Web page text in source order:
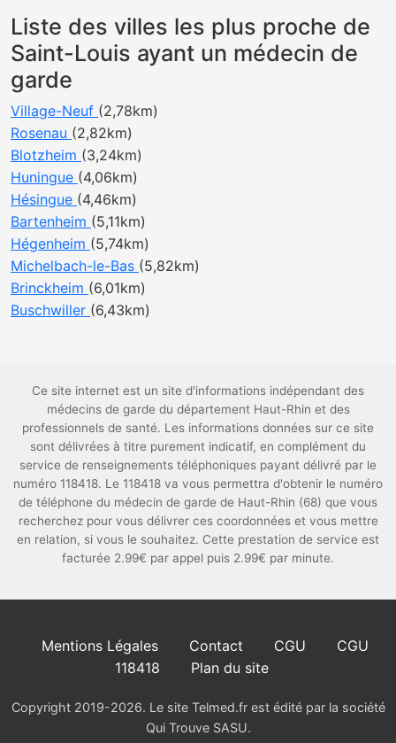
Liste des villes les plus proche de
Saint-Louis ayant un médecin de
garde
Village-Neuf (2,78km)
Rosenau (2,82km)
Blotzheim (3,24km)
Huningue (4,06km)
Hésingue (4,46km)
Bartenheim (5,11km)
Hégenheim (5,74km)
Michelbach-le-Bas (5,82km)
Brinckheim (6,01km)
Buschwiller (6,43km)
Ce site internet est un site d'informations indépendant des
médecins de garde du département Haut-Rhin et des
professionnels de santé. Les informations données sur ce site
sont délivrées à titre purement indicatif, en complément du
service de renseignements téléphoniques payant délivré par le
numéro 118418. Le 118418 va vous permettra d'obtenir le numéro
de téléphone du médecin de garde de Haut-Rhin (68) que vous
recherchez pour vous délivrer ces coordonnées et vous mettre
en relation, si vous le souhaitez. Cette prestation de service est
facturée 2.99€ par appel puis 2.99€ par minute.
Mentions Légales Contact CGU
CGU
118418
Plan du site
Copyright 2019-2026. Le site Telmed.fr est édité par la société
Qui Trouve SASU.